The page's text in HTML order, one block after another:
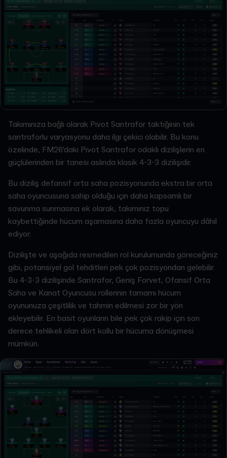
Takımınıza bağlı olarak Pivot Santrafor taktiğinin tek
santraforlu varyasyonu daha ilgi çekici olabilir. Bu konu
özelinde, FM26'daki Pivot Santrafor odaklı dizilişlerin en
güçlülerinden bir tanesi aslında klasik 4-3-3 dizilişidir.
Bu diziliş defansif orta saha pozisyonunda ekstra bir orta
saha oyuncusuna sahip olduğu için daha kapsamlı bir
savunma sunmasına ek olarak, takımınız topu
kaybettiğinde hücum aşamasına daha fazla oyuncuyu dâhil
ediyor.
Dizilişte ve aşağıda resmedilen rol kurulumunda göreceğiniz
gibi, potansiyel gol tehditleri pek çok pozisyondan gelebilir.
Bu 4-3-3 dizilişinde Santrafor, Geniş Forvet, Ofansif Orta
Saha ve Kanat Oyuncusu rollerinin tamamı hücum
oyununuza çeşitlilik ve tahmin edilmesi zor bir yön
ekleyebilir. En basit oyunların bile pek çok rakip için son
derece tehlikeli olan dört kollu bir hücuma dönüşmesi
mümkün.